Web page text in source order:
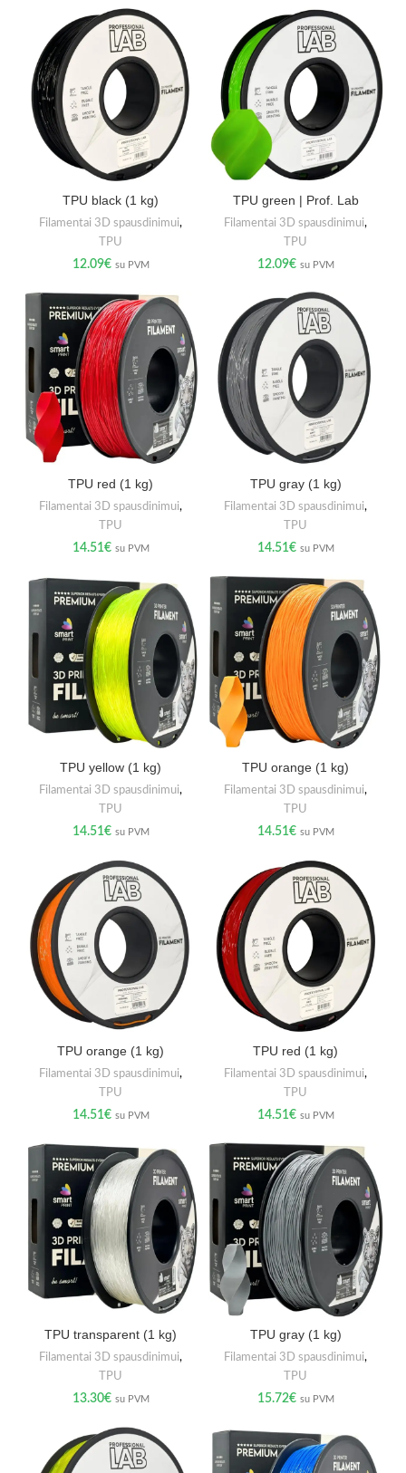
TPU black (1 kg)
Filamentai 3D spausdinimui,
TPU
12.09€ su PVM
TPU green | Prof. Lab
Filamentai 3D spausdinimui,
TPU
12.09€ su PVM
TPU red (1 kg)
Filamentai 3D spausdinimui,
TPU
14.51€ su PVM
TPU gray (1 kg)
Filamentai 3D spausdinimui,
TPU
14.51€ su PVM
TPU yellow (1 kg)
Filamentai 3D spausdinimui,
TPU
14.51€ su PVM
TPU orange (1 kg)
Filamentai 3D spausdinimui,
TPU
14.51€ su PVM
TPU orange (1 kg)
Filamentai 3D spausdinimui,
TPU
14.51€ su PVM
TPU red (1 kg)
Filamentai 3D spausdinimui,
TPU
14.51€ su PVM
TPU transparent (1 kg)
Filamentai 3D spausdinimui,
TPU
13.30€ su PVM
TPU gray (1 kg)
Filamentai 3D spausdinimui,
TPU
15.72€ su PVM